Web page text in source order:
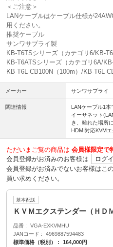
＜ご注意＞
LANケーブルはケーブル仕様が
用ください。
推奨ケーブル
サンワサプライ製
KB-T6TSシリーズ（カテゴリ6/KB-
KB-T6ATSシリーズ（カテゴリ6A/
KB-T6L-CB100N（100m）/KB-T6L-
メーカー サンワサプライ
関連情報
LANケーブル1本
イーサネット
き、離れた場所
HDMI対応KVMエ
ただいまご覧の商品は 会員様限定で
会員登録がお済みのお客様は
ログ
会員登録がお済みでないお客様はこ
買い求めください。
基本配送
ＫＶＭエクステンダー（ＨＤ
品番
VGA-EXKVMHU
JANコード
4969887594483
標準価格（税別）
164,000円